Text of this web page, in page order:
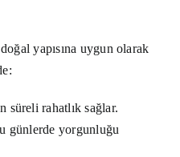
yapısına uygun olarak
süreli rahatlık sağlar.
günlerde yorgunluğu